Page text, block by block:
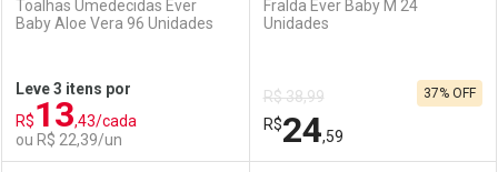
Comprar sem Desconto
Por R$ 17,59/cada
Comprar sem Desconto
Por R$ 17,59/cada
Comprar sem Desconto
Por R$ 14,39/cada
Comprar sem Desconto
Por R$ 14,39/cada
Toalhas Umedecidas Ever
Baby Aloe Vera 96 Unidades
Leve 3 itens por
R$13,43/cada
ou R$ 22,39/un
Fralda Ever Baby M 24
Unidades
R$ 38,99
R$24,59
37% OFF